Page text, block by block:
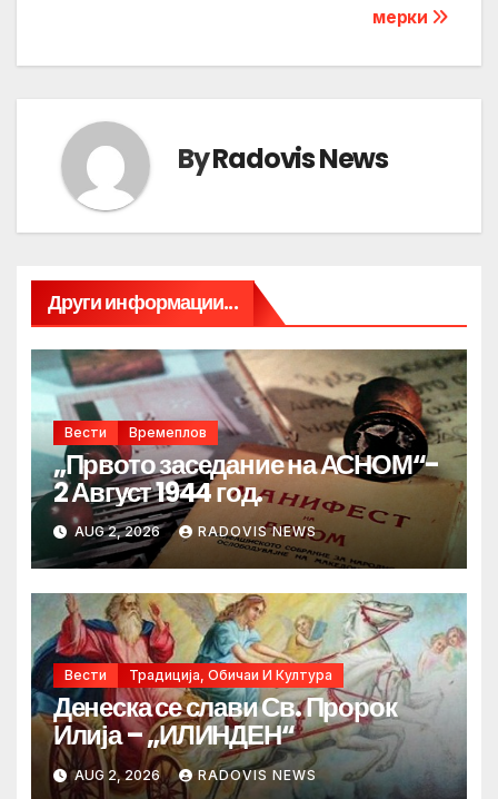
мерки
ByRadovis News
Други информации...
Вести Времеплов
„Првото заседание на АСНОМ“-
2 Август 1944 год.
AUG 2, 2026 RADOVIS NEWS
Вести Традиција, Обичаи И Култура
Денеска се слави Св. Пророк
Илија – „ИЛИНДЕН“
AUG 2, 2026 RADOVIS NEWS